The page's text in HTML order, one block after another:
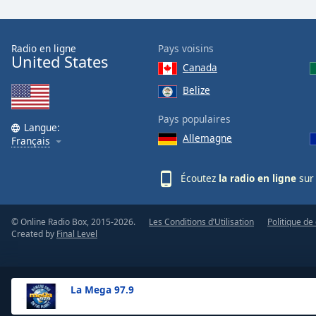
Text
Opacity
Background
La Mega 97.9
Radio en ligne
United States
Langue:
Français
Pays voisins
Canada
Belize
Pays populaires
Allemagne
Écoutez la radio en ligne
© Online Radio Box, 2015-2026.
Created by Final Level
Les Conditions d’Utilisation Politique